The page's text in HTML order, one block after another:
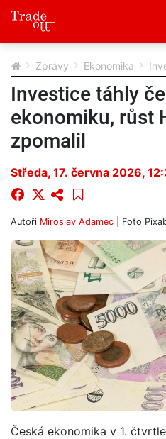
Zprávy Ekonomika
Investice táhly
ekonomiku, růst
zpomalil
Středa, 17. června 2026,
Autoři Miroslav Adamec | Foto
Česká ekonomika v 1.